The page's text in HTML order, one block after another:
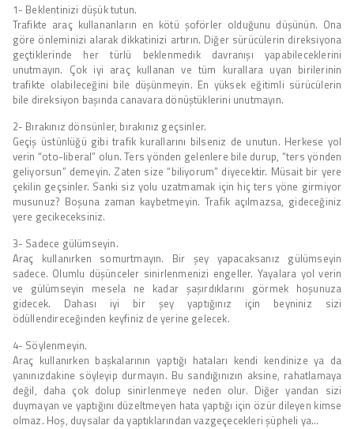
1- Beklentinizi düşük tutun.
Trafikte araç kullananların en kötü şoförler olduğunu düşünün. Ona
göre önleminizi alarak dikkatinizi artırın. Diğer sürücülerin direksiyona
geçtiklerinde her türlü beklenmedik davranışı yapabileceklerini
unutmayın. Çok iyi araç kullanan ve tüm kurallara uyan birilerinin
trafikte olabileceğini bile düşünmeyin. En yüksek eğitimli sürücülerin
bile direksiyon başında canavara dönüştüklerini unutmayın.
2- Bırakınız dönsünler, bırakınız geçsinler.
Geçiş üstünlüğü gibi trafik kurallarını bilseniz de unutun. Herkese yol
verin “oto-liberal” olun. Ters yönden gelenlere bile durup, “ters yönden
geliyorsun” demeyin. Zaten size “biliyorum” diyecektir. Müsait bir yere
çekilin geçsinler. Sanki siz yolu uzatmamak için hiç ters yöne girmiyor
musunuz? Boşuna zaman kaybetmeyin. Trafik açılmazsa, gideceğiniz
yere gecikeceksiniz.
3- Sadece gülümseyin.
Araç kullanırken somurtmayın. Bir şey yapacaksanız gülümseyin
sadece. Olumlu düşünceler sinirlenmenizi engeller. Yayalara yol verin
ve gülümseyin mesela ne kadar şaşırdıklarını görmek hoşunuza
gidecek. Dahası iyi bir şey yaptığınız için beyniniz sizi
ödüllendireceğinden keyfiniz de yerine gelecek.
4- Söylenmeyin.
Araç kullanırken başkalarının yaptığı hataları kendi kendinize ya da
yanınızdakine söyleyip durmayın. Bu sandığınızın aksine, rahatlamaya
değil, daha çok dolup sinirlenmeye neden olur. Diğer yandan sizi
duymayan ve yaptığını düzeltmeyen hata yaptığı için özür dileyen kimse
olmaz. Hoş, duysalar da yaptıklarından vazgeçecekleri şüpheli ya…